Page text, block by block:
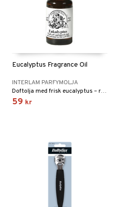
Eucalyptus Fragrance Oil
INTERLAM PARFYMOLJA
Doftolja med frisk eucalyptus – ren, uppiggande och klar.
59 kr